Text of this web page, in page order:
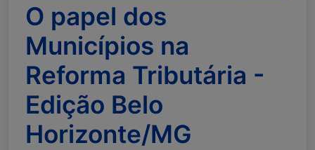
O papel dos
Municípios na
Reforma Tributária -
Edição Belo
Horizonte/MG